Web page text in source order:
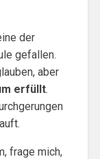
der
gefallen.
aber
erfüllt.
frage mich,